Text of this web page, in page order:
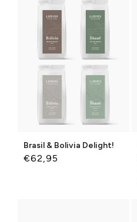
Brasil & Bolivia Delight!
Normale
€62,95